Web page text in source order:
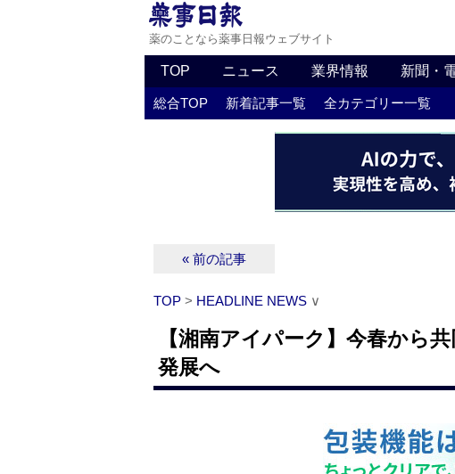
薬のことなら薬事日報ウェブサイト
TOP ニュース 業界情報 新聞・
総合TOP 新着記事一覧 全カテゴリー一覧
« 前の記事
TOP > HEADLINE NEWS ∨
【湘南アイパーク】今春から
発展へ